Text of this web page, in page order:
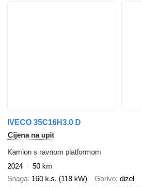
IVECO 35C16H3.0 D
Cijena na upit
Kamion s ravnom platformom
2024
50 km
Snaga 160 k.s. (118 kW) Gorivo dizel